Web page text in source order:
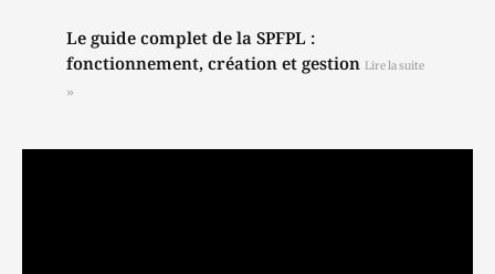
Le guide complet de la SPFPL :
fonctionnement, création et gestion Lire la suite
»